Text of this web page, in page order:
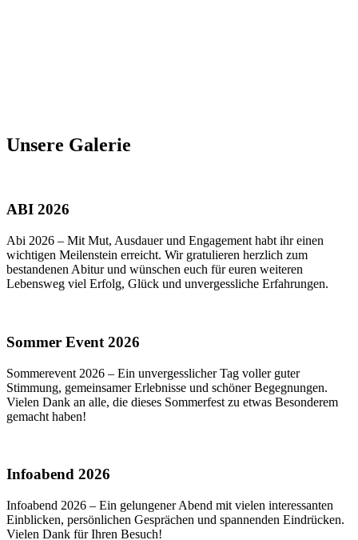
Unsere Galerie
ABI 2026
Abi 2026 – Mit Mut, Ausdauer und Engagement habt ihr einen
wichtigen Meilenstein erreicht. Wir gratulieren herzlich zum
bestandenen Abitur und wünschen euch für euren weiteren
Lebensweg viel Erfolg, Glück und unvergessliche Erfahrungen.
Sommer Event 2026
Sommerevent 2026 – Ein unvergesslicher Tag voller guter
Stimmung, gemeinsamer Erlebnisse und schöner Begegnungen.
Vielen Dank an alle, die dieses Sommerfest zu etwas Besonderem
gemacht haben!
Infoabend 2026
Infoabend 2026 – Ein gelungener Abend mit vielen interessanten
Einblicken, persönlichen Gesprächen und spannenden Eindrücken.
Vielen Dank für Ihren Besuch!